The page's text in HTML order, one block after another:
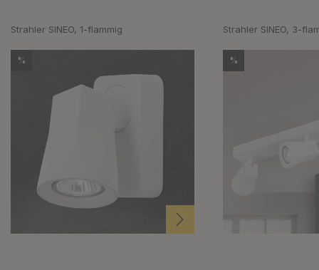
Strahler SINEO, 1-flammig
%
Strahler SINEO, 3-
%